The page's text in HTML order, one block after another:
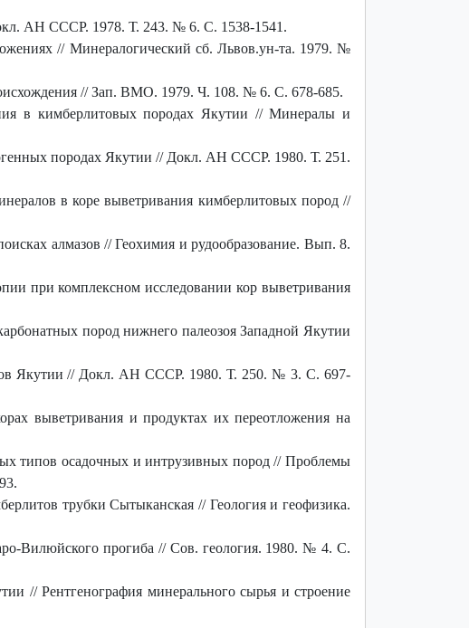
АН СССР. 1978. Т. 243. № 6. С. 1538-1541.
// Минералогический сб. Львов.ун-та. 1979. №
// Зап. ВМО. 1979. Ч. 108. № 6. С. 678-685.
в кимберлитовых породах Якутии // Минералы и
породах Якутии // Докл. АН СССР. 1980. Т. 251.
в коре выветривания кимберлитовых пород //
алмазов // Геохимия и рудообразование. Вып. 8.
при комплексном исследовании кор выветривания
пород нижнего палеозоя Западной Якутии
Якутии // Докл. АН СССР. 1980. Т. 250. № 3. С. 697-
выветривания и продуктах их переотложения на
типов осадочных и интрузивных пород // Проблемы
трубки Сытыканская // Геология и геофизика.
Вилюйского прогиба // Сов. геология. 1980. № 4. С.
// Рентгенография минерального сырья и строение